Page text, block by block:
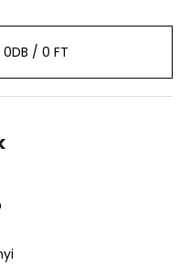
0DB / 0 FT